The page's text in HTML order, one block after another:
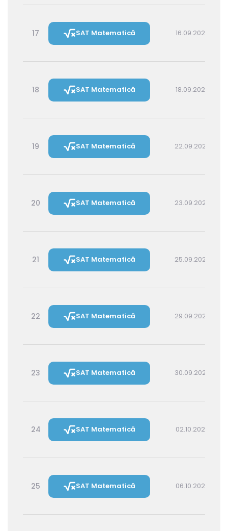
17 SAT Matematică 16.09.2026 14:30
18 SAT Matematică 18.09.2026 16:00
19 SAT Matematică 22.09.2026 16:00
20 SAT Matematică 23.09.2026 14:30
21 SAT Matematică 25.09.2026 16:00
22 SAT Matematică 29.09.2026 16:00
23 SAT Matematică 30.09.2026 14:30
24 SAT Matematică 02.10.2026 16:00
25 SAT Matematică 06.10.2026 16:00